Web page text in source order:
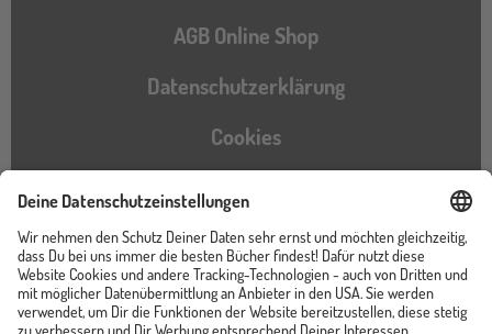
AGB Online Shop
Datenschutzerklärung
Cookies
Barrierefreiheitserklärung
Instagram
TikTokPinterestYouTubeFacebook